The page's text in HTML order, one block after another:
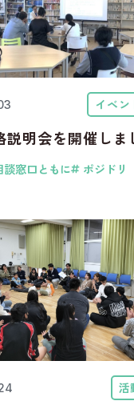
イベン
説明会を開催しま
談窓口ともに ポジドリ
活